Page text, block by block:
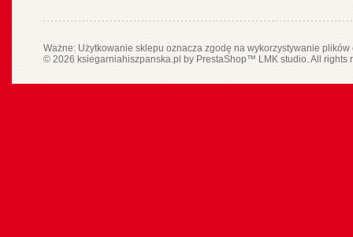
Ważne: Użytkowanie sklepu oznacza zgodę na wykorzystywanie
© 2026 ksiegarniahiszpanska.pl by PrestaShop™ LMK studio. All rights